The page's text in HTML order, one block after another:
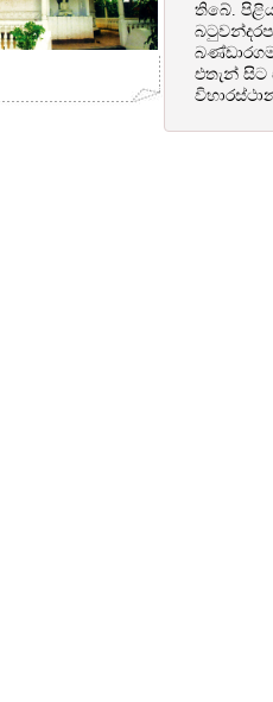
තිබේ.
එතැන් සිට